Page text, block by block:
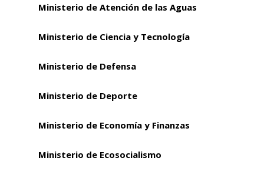
Ministerio de Atención de las Aguas
Ministerio de Ciencia y Tecnología
Ministerio de Defensa
Ministerio de Deporte
Ministerio de Economía y Finanzas
Ministerio de Ecosocialismo